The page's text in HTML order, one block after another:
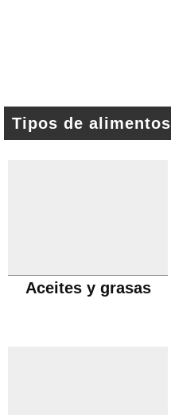
Tipos de alimentos
Aceites y grasas